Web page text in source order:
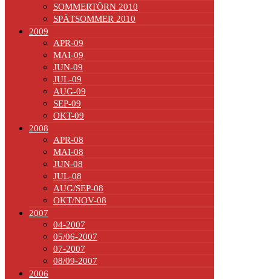
SOMMERTÖRN 2010
SPÄTSOMMER 2010
2009
APR-09
MAI-09
JUN-09
JUL-09
AUG-09
SEP-09
OKT-09
2008
APR-08
MAI-08
JUN-08
JUL-08
AUG/SEP-08
OKT/NOV-08
2007
04-2007
05/06-2007
07-2007
08/09-2007
2006